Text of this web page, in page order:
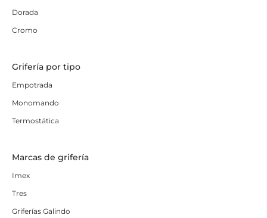
Dorada
Cromo
Grifería por tipo
Empotrada
Monomando
Termostática
Marcas de grifería
Imex
Tres
Griferías Galindo